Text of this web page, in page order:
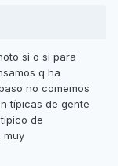
si o si para
q ha
no comemos
típicas de gente
de
muy